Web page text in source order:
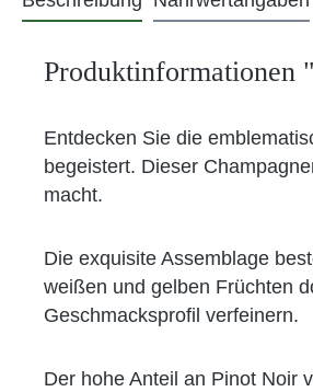
Produktinformationen
Entdecken Sie die
begeistert. Dieser
macht.
Die exquisite Assemblage
weißen und gelben Früchten
Geschmacksprofil verfeinern.
Der hohe Anteil an Pinot Noir